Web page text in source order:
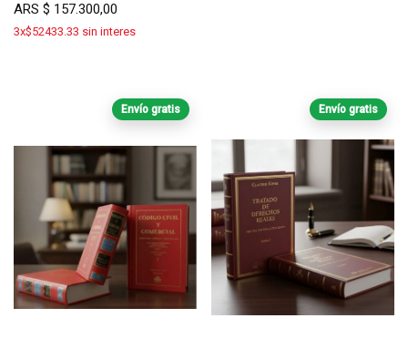
ARS $ 157.300,00
3x$52433.33 sin interes
Envío gratis Envío gratis